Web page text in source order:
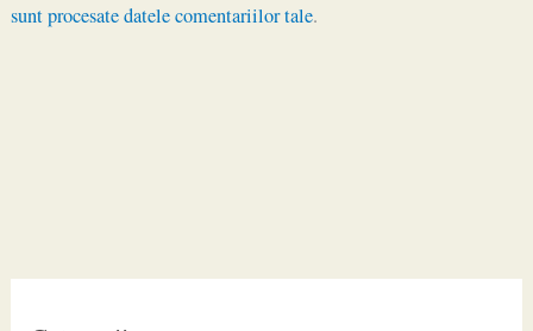
sunt procesate datele comentariilor tale.